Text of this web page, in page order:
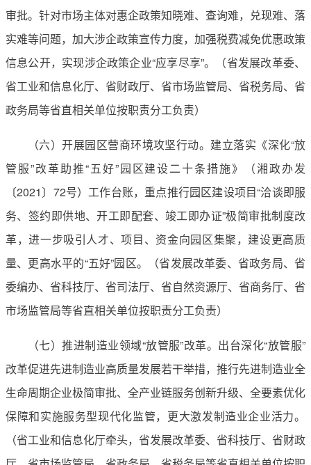
审批。针对市场主体对惠企政策知晓难、查询难，兑现难、落
实难等问题，加大涉企政策宣传力度，加强税费减免优惠政策
信息公开，实现涉企政策企业“应享尽享”。（省发展改革委、
省工业和信息化厅、省财政厅、省市场监管局、省税务局、省
政务局等省直相关单位按职责分工负责）
（六）开展园区营商环境攻坚行动。建立落实《深化“放
管服”改革助推“五好”园区建设二十条措施》（湘政办发
〔2021〕72号）工作台账，重点推行园区建设项目“洽谈即服
务、签约即供地、开工即配套、竣工即办证”极简审批制度改
革，进一步吸引人才、项目、资金向园区集聚，建设更高质
量、更高水平的“五好”园区。（省发展改革委、省政务局、省
委编办、省科技厅、省司法厅、省自然资源厅、省商务厅、省
市场监管局等省直相关单位按职责分工负责）
（七）推进制造业领域“放管服”改革。出台深化“放管服”
改革促进先进制造业高质量发展若干举措，推行先进制造业全
生命周期企业极简审批、全产业链服务创新升级、全要素优化
保障和实施服务型现代化监管，更大激发制造业企业活力。
（省工业和信息化厅牵头，省发展改革委、省科技厅、省财政